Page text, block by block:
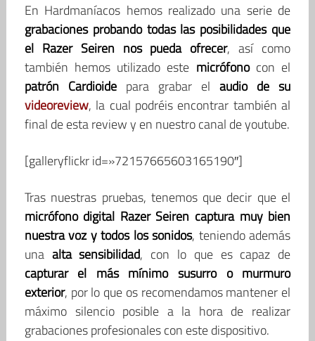
En Hardmaníacos hemos realizado una serie de
grabaciones probando todas las posibilidades que
el Razer Seiren nos pueda ofrecer, así como
también hemos utilizado este micrófonocon el
patrón Cardioidepara grabar elaudio de su
videoreview, la cual podréis encontrar también al
final de esta review y en nuestro canal de youtube.
[galleryflickr id=»72157665603165190″]
Tras nuestras pruebas, tenemos que decir que el
micrófono digital Razer Seiren captura muy bien
nuestra voz y todos los sonidos, teniendo además
una alta sensibilidad, con lo que es capaz de
capturar el más mínimo susurro o murmuro
exterior, por lo que os recomendamos mantener el
máximo silencio posible a la hora de realizar
grabaciones profesionales con este dispositivo.